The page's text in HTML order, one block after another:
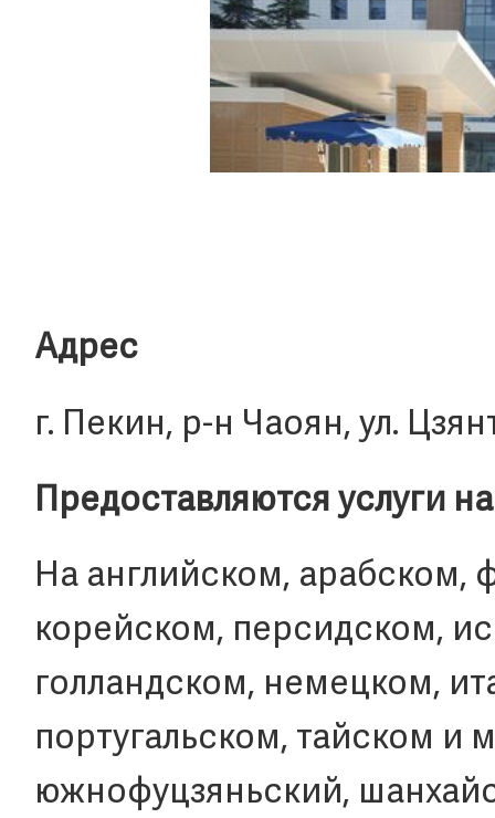
Адрес
г. Пекин, р-н Чаоян, ул.
Предоставляются услуги
На английском, арабском,
корейском, персидском,
голландском, немецком,
португальском, тайском и
южнофуцзяньский,